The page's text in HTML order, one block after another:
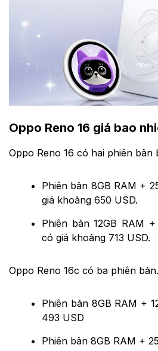
Oppo Reno 16 giá bao
Oppo Reno 16 có hai phiên bản
Phiên bản 8GB RAM +
giá khoảng 650 USD.
Phiên bản 12GB RAM
có giá khoảng 713 USD.
Oppo Reno 16c có ba phiên bản.
Phiên bản 8GB RAM +
493 USD
Phiên bản 8GB RAM +